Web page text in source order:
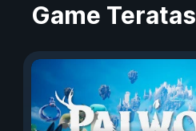
Game Teratas